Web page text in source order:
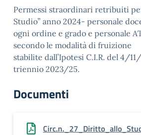
Permessi straordinari retribuiti
Studio” anno 2024- personale
ogni ordine e grado e personale
secondo le modalità di fruizione
stabilite dall’Ipotesi C.I.R. del 4/
triennio 2023/25.
Documenti